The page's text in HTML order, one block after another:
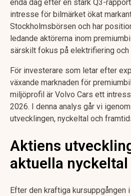
enda dag efter en stark Q3-
intresse för bilmärket ökat
Stockholmsbörsen och har
ledande aktörerna inom
särskilt fokus på elektrifiering och
För investerare som letar efter
växande marknaden för
miljöprofil är Volvo Cars ett
2026. I denna analys går vi
utvecklingen, nyckeltal och
Aktiens
aktuella nyckeltal
Efter den kraftiga kursuppgången